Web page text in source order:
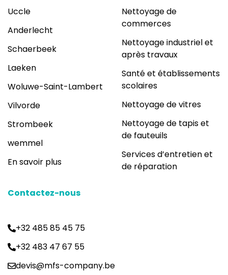
Uccle
Anderlecht
Schaerbeek
Laeken
Woluwe-Saint-Lambert
Vilvorde
Strombeek
wemmel
En savoir plus
Nettoyage de
commerces
Nettoyage industriel et
après travaux
Santé et établissements
scolaires
Nettoyage de vitres
Nettoyage de tapis et
de fauteuils
Services d’entretien et
de réparation
Contactez-nous
+32 485 85 45 75
+32 483 47 67 55
devis@mfs-company.be